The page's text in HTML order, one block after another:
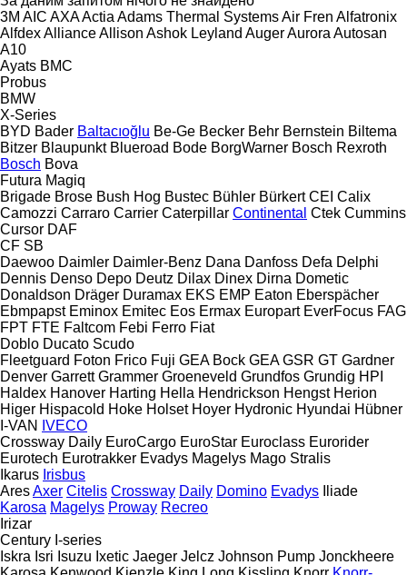
3M AIC AXAActia Adams Thermal SystemsAir Fren Alfatronix
AlfdexAllianceAllison Ashok Leyland AugerAurora Autosan
A10
Ayats BMC
Probus
BMW
X-Series
BYD Bader Baltacıoğlu Be-Ge Becker Behr Bernstein Biltema
Bitzer Blaupunkt Blueroad Bode BorgWarner Bosch Rexroth
Bosch Bova
Futura Magiq
Brigade Brose Bush Hog Bustec Bühler Bürkert CEI Calix
Camozzi Carraro Carrier Caterpillar Continental Ctek Cummins
Cursor DAF
CF SB
Daewoo Daimler Daimler-Benz Dana Danfoss Defa Delphi
Dennis Denso Depo Deutz Dilax Dinex Dirna Dometic
Donaldson Dräger Duramax EKS EMP Eaton Eberspächer
Ebmpapst Eminox Emitec Eos Ermax Europart EverFocus FAG
FPT FTE Faltcom Febi Ferro Fiat
Doblo Ducato Scudo
Fleetguard Foton Frico Fuji GEA Bock GEA GSR GT Gardner
Denver Garrett Grammer Groeneveld Grundfos Grundig HPI
Haldex Hanover Harting Hella Hendrickson Hengst Herion
Higer Hispacold Hoke Holset Hoyer Hydronic Hyundai Hübner
I-VAN
IVECO
Crossway Daily EuroCargo EuroStar Euroclass Eurorider
Eurotech Eurotrakker Evadys Magelys Mago Stralis
Ikarus Irisbus
AresAxer Citelis Crossway Daily Domino Evadys
Iliade
Karosa Magelys Proway Recreo
Irizar
Century I-series
Iskra Isri Isuzu Ixetic Jaeger Jelcz Johnson Pump Jonckheere